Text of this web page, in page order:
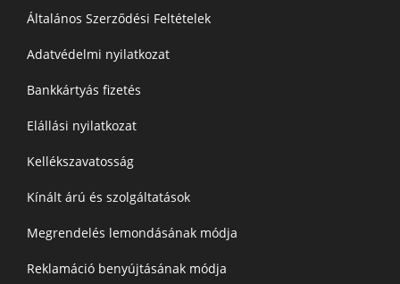
Általános Szerződési Feltételek
Adatvédelmi nyilatkozat
Bankkártyás fizetés
Elállási nyilatkozat
Kellékszavatosság
Kínált árú és szolgáltatások
Megrendelés lemondásának módja
Reklamáció benyújtásának módja